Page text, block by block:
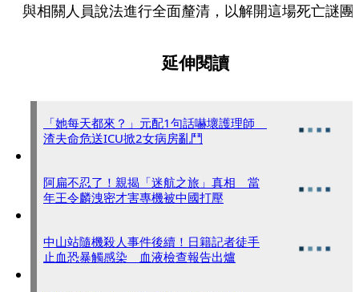
與相關人員說法進行全面釐清，以解開這場死亡謎團
延伸閱讀
「她每天都來？」元配1句話嚇壞護理師
渣夫命危送ICU掀2女病房亂鬥
阿扁不忍了！親揭「迷航之旅」真相 當
年王令麟洩密才害專機被中國打壓
中山站隨機殺人事件後續！日籍記者徒手
止血恐暴觸感染 血液檢查報告出爐